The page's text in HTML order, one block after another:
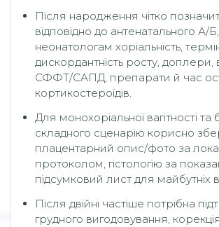
Після народження чітко
відповідно до антенатального А/
неонатологам хоріальність,
дискордантність росту, доплери,
СФФТ/САПД, препарати й час
кортикостероїдів.
Для монохоріальної вагітності та
складного сценарію корисно
плацентарний опис/фото за
протоколом, гістологію за
підсумковий лист для майбутніх
Після двійні частіше потрібна
грудного вигодовування,